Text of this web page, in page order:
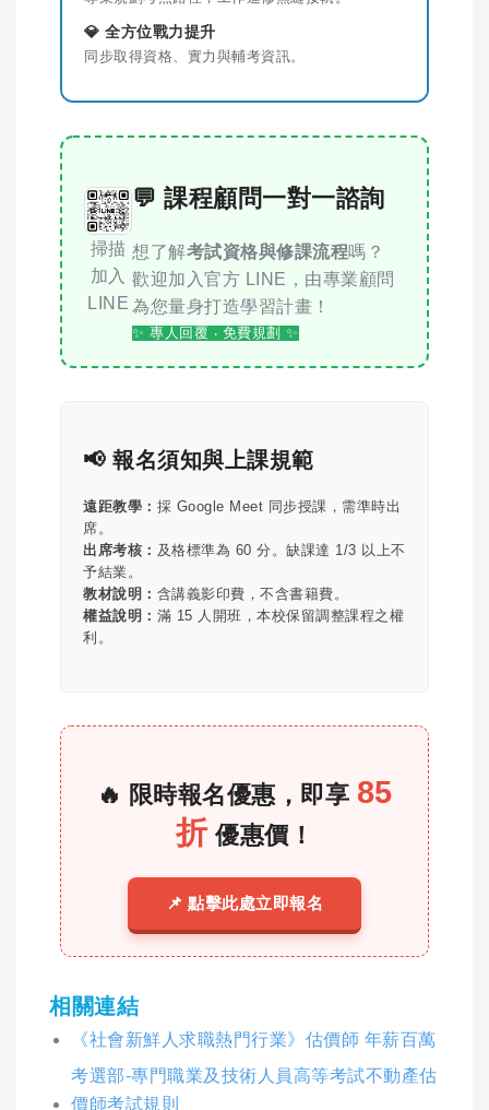
💎 全方位戰力提升
同步取得資格、實力與輔考資訊。
掃描
加入
LINE
💬 課程顧問一對一諮詢
想了解考試資格與修課流程嗎？
歡迎加入官方 LINE，由專業顧問
為您量身打造學習計畫！
✨ 專人回覆 ‧ 免費規劃 ✨
📢 報名須知與上課規範
遠距教學： 採 Google Meet 同步授課，需準時出
席。
出席考核： 及格標準為 60 分。缺課達 1/3 以上不
予結業。
教材說明： 含講義影印費，不含書籍費。
權益說明： 滿 15 人開班，本校保留調整課程之權
利。
🔥 限時報名優惠，即享 85
折優惠價！
📌 點擊此處立即報名
相關連結
《社會新鮮人求職熱門行業》估價師 年薪百萬
考選部-專門職業及技術人員高等考試不動產估
價師考試規則